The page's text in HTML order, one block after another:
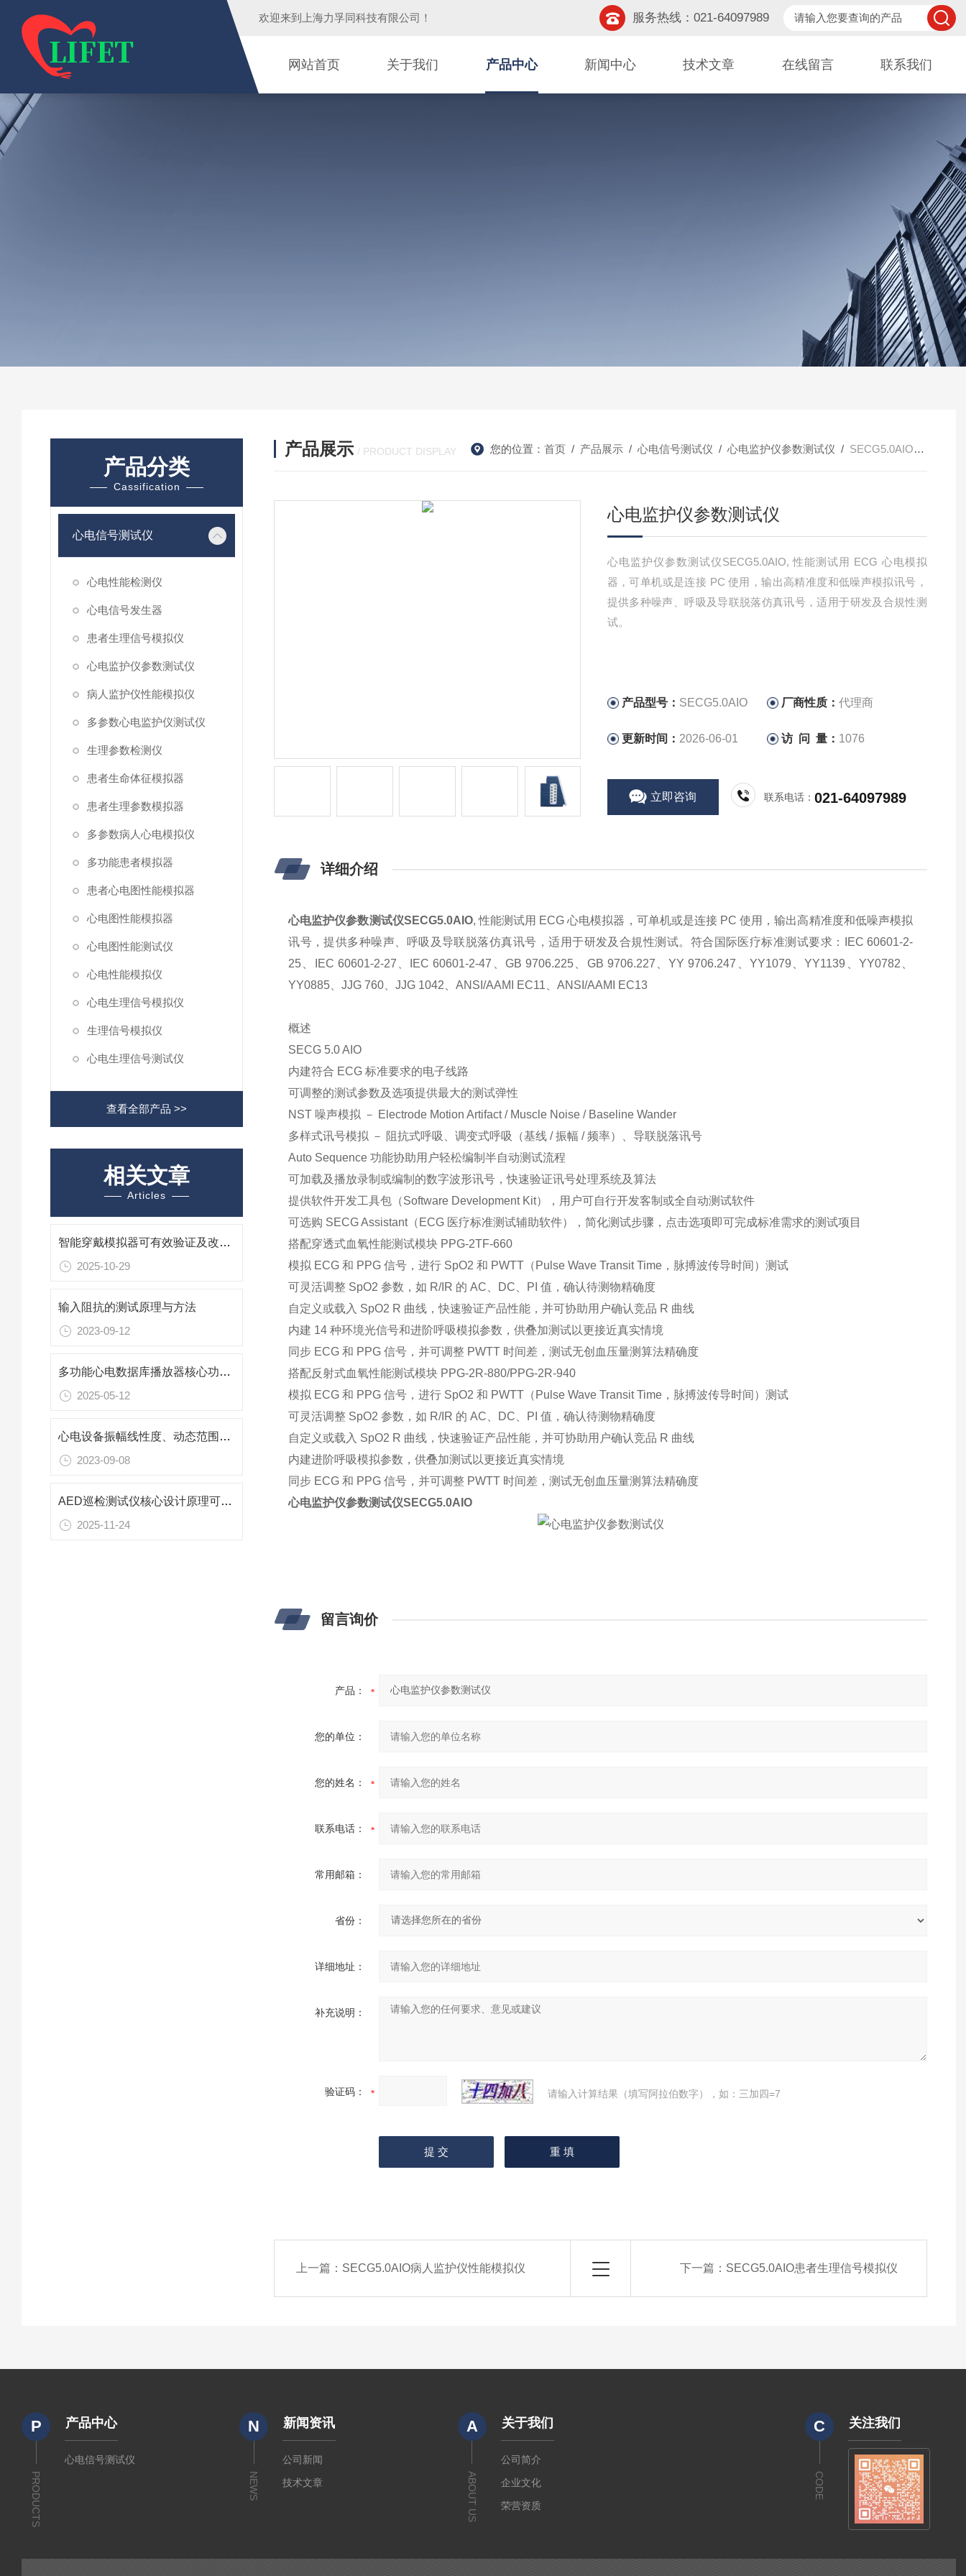
欢迎来到 上海力孚同科技有限公司 ！ 服务热线：021-64097989
网站首页 关于我们 产品中心 新闻中心 技术文章 在线留言 联系我们
产品分类
Cassification
心电信号测试仪
心电性能检测仪
心电信号发生器
患者生理信号模拟仪
心电监护仪参数测试仪
病人监护仪性能模拟仪
多参数心电监护仪测试仪
生理参数检测仪
患者生命体征模拟器
患者生理参数模拟器
多参数病人心电模拟仪
多功能患者模拟器
患者心电图性能模拟器
心电图性能模拟器
心电图性能测试仪
心电性能模拟仪
心电生理信号模拟仪
生理信号模拟仪
心电生理信号测试仪
查看全部产品 >>
相关文章
Articles
智能穿戴模拟器可有效验证及改善穿戴式装置心率功能的准确度
2025-10-29
输入阻抗的测试原理与方法
2023-09-12
多功能心电数据库播放器核心功能与工作原理
2025-05-12
心电设备振幅线性度、动态范围和直流偏压的容忍度
2023-09-08
AED巡检测试仪核心设计原理可分为三大模块
2025-11-24
产品展示 / PRODUCT DISPLAY 您的位置： 首页/ 产品展示/ 心电信号测试仪 / 心电监护仪参数测试仪 / SECG5.0AIO心电监护仪参数测试仪
心电监护仪参数测试仪
心电监护仪参数测试仪SECG5.0AIO, 性能测试用 ECG 心电模拟
器，可单机或是连接 PC 使用，输出高精准度和低噪声模拟讯号，
提供多种噪声、呼吸及导联脱落仿真讯号，适用于研发及合規性测
试。
产品型号： SECG5.0AIO 厂商性质：代理商
更新时间： 2026-06-01 访 问 量： 1076
立即咨询 联系电话：021-64097989
详细介绍
心电监护仪参数测试仪SECG5.0AIO, 性能测试用 ECG 心电模拟器，可单机或是连接 PC 使用，输出高精准度和低噪声模拟
讯号，提供多种噪声、呼吸及导联脱落仿真讯号，适用于研发及合規性测试。符合国际医疗标准测试要求：IEC 60601-2-
25、IEC 60601-2-27、IEC 60601-2-47、GB 9706.225、GB 9706.227、YY 9706.247、YY1079、YY1139、YY0782、
YY0885、JJG 760、JJG 1042、ANSI/AAMI EC11、ANSI/AAMI EC13
概述
SECG 5.0 AIO
内建符合 ECG 标准要求的电子线路
可调整的测试参数及选项提供最大的测试弹性
NST 噪声模拟 － Electrode Motion Artifact / Muscle Noise / Baseline Wander
多样式讯号模拟 － 阻抗式呼吸、调变式呼吸（基线 / 振幅 / 频率）、导联脱落讯号
Auto Sequence 功能协助用户轻松编制半自动测试流程
可加载及播放录制或编制的数字波形讯号，快速验证讯号处理系统及算法
提供软件开发工具包（Software Development Kit），用户可自行开发客制或全自动测试软件
可选购 SECG Assistant（ECG 医疗标准测试辅助软件），简化测试步骤，点击选项即可完成标准需求的测试项目
搭配穿透式血氧性能测试模块 PPG-2TF-660
模拟 ECG 和 PPG 信号，进行 SpO2 和 PWTT（Pulse Wave Transit Time，脉搏波传导时间）测试
可灵活调整 SpO2 参数，如 R/IR 的 AC、DC、PI 值，确认待测物精确度
自定义或载入 SpO2 R 曲线，快速验证产品性能，并可协助用户确认竞品 R 曲线
内建 14 种环境光信号和进阶呼吸模拟参数，供叠加测试以更接近真实情境
同步 ECG 和 PPG 信号，并可调整 PWTT 时间差，测试无创血压量测算法精确度
搭配反射式血氧性能测试模块 PPG-2R-880/PPG-2R-940
模拟 ECG 和 PPG 信号，进行 SpO2 和 PWTT（Pulse Wave Transit Time，脉搏波传导时间）测试
可灵活调整 SpO2 参数，如 R/IR 的 AC、DC、PI 值，确认待测物精确度
自定义或载入 SpO2 R 曲线，快速验证产品性能，并可协助用户确认竞品 R 曲线
内建进阶呼吸模拟参数，供叠加测试以更接近真实情境
同步 ECG 和 PPG 信号，并可调整 PWTT 时间差，测试无创血压量测算法精确度
心电监护仪参数测试仪SECG5.0AIO
留言询价
产品：
您的单位：
您的姓名：
联系电话：
常用邮箱：
省份：
详细地址：
补充说明：
验证码： 请输入计算结果（填写阿拉伯数字），如：三加四=7
上一篇： SECG5.0AIO病人监护仪性能模拟仪 下一篇： SECG5.0AIO患者生理信号模拟仪
P
PRODUCTS
产品中心
心电信号测试仪
N
NEWS
新闻资讯
公司新闻
技术文章
A
ABOUT US
关于我们
公司简介
企业文化
荣营资质
C
CODE
关注我们